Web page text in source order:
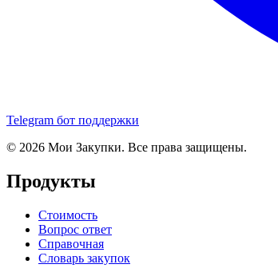
Telegram бот поддержки
© 2026 Мои Закупки. Все права защищены.
Продукты
Стоимость
Вопрос ответ
Справочная
Словарь закупок